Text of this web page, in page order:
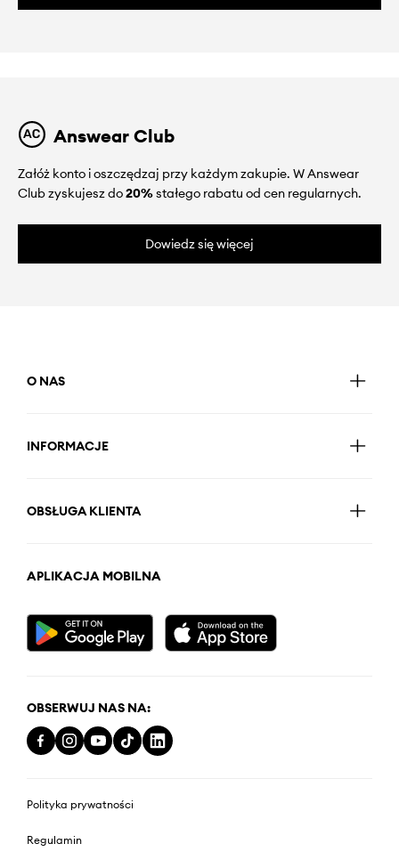
Answear Club
Załóż konto i oszczędzaj przy każdym zakupie. W Answear
Club zyskujesz do20%stałego rabatu od cen regularnych.
Dowiedz się więcej
O NAS
INFORMACJE
OBSŁUGA KLIENTA
APLIKACJA MOBILNA
OBSERWUJ NAS NA:
Polityka prywatności
Regulamin